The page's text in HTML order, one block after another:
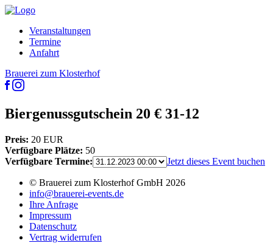
Veranstaltungen
Termine
Anfahrt
Brauerei zum Klosterhof
Biergenussgutschein 20 € 31-12
Preis: 20 EUR
Verfügbare Plätze: 50
Verfügbare Termine:
Jetzt dieses Event buchen
© Brauerei zum Klosterhof GmbH 2026
info@brauerei-events.de
Ihre Anfrage
Impressum
Datenschutz
Vertrag widerrufen